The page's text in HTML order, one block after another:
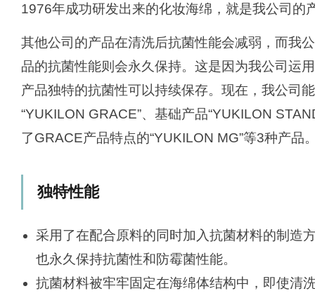
1976年成功研发出来的化妆海绵，就是我公司的
其他公司的产品在清洗后抗菌性能会减弱，而我
品的抗菌性能则会永久保持。这是因为我公司运
产品独特的抗菌性可以持续保存。现在，我公司
“YUKILON GRACE”、基础产品“YUKILON
了GRACE产品特点的“YUKILON MG”等3种产品
独特性能
采用了在配合原料的同时加入抗菌材料的制造
也永久保持抗菌性和防霉菌性能。
抗菌材料被牢牢固定在海绵体结构中，即使清